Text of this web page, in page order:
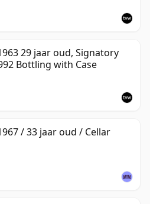
29 jaar oud, Signatory
Bottling with Case
/ 33 jaar oud / Cellar